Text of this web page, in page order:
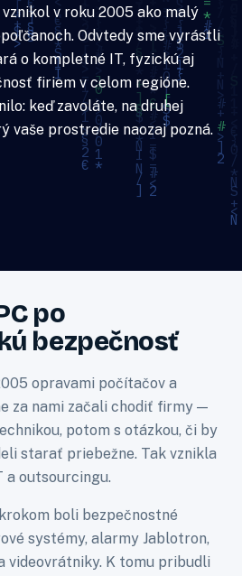
vznikol v roku 2005 ako malý
Odvtedy sme vyrástli
o kompletné IT, fyzickú aj
firiem v celom regióne.
keď zavoláte, na druhej
vaše prostredie naozaj pozná.
po
bezpečnosť
opravami počítačov a
za nami začali chodiť firmy —
potom s otázkou, či by
starať priebežne. Tak vznikla
a outsourcingu.
boli bezpečnostné
systémy, alarmy Jablotron,
videovrátniky. K tomu pribudli